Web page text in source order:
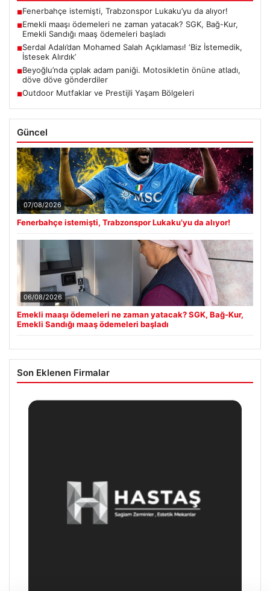
■Fenerbahçe istemişti, Trabzonspor Lukaku’yu da alıyor!
■Emekli maaşı ödemeleri ne zaman yatacak? SGK, Bağ-Kur,
Emekli Sandığı maaş ödemeleri başladı
■Serdal Adalı’dan Mohamed Salah Açıklaması! ‘Biz İstemedik,
İstesek Alırdık’
■Beyoğlu’nda çıplak adam paniği. Motosikletin önüne atladı,
döve döve gönderdiler
■Outdoor Mutfaklar ve Prestijli Yaşam Bölgeleri
Güncel
07/08/2026
Fenerbahçe istemişti, Trabzonspor Lukaku’yu da alıyor!
06/08/2026
Emekli maaşı ödemeleri ne zaman yatacak? SGK, Bağ-Kur,
Emekli Sandığı maaş ödemeleri başladı
Son Eklenen Firmalar